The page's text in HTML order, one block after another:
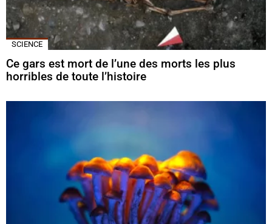
SCIENCE
Ce gars est mort de l’une des morts les plus
horribles de toute l’histoire